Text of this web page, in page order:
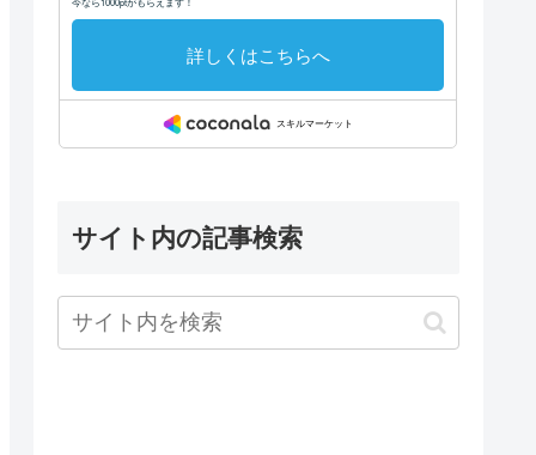
サイト内の記事検索